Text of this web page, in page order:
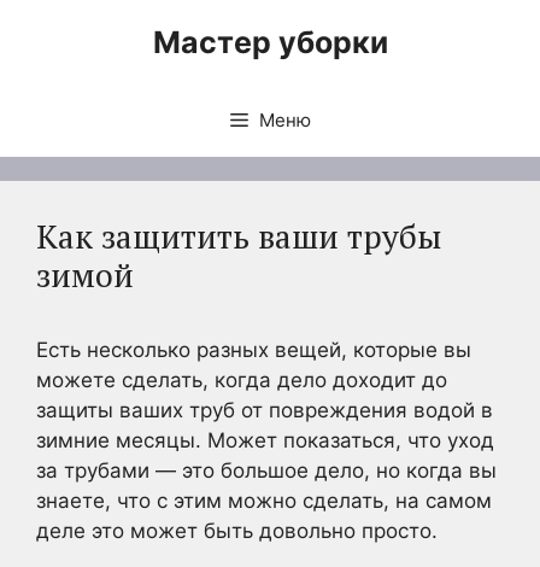
Мастер уборки
Меню
Как защитить ваши трубы
зимой
Есть несколько разных вещей, которые вы
можете сделать, когда дело доходит до
защиты ваших труб от повреждения водой в
зимние месяцы. Может показаться, что уход
за трубами — это большое дело, но когда вы
знаете, что с этим можно сделать, на самом
деле это может быть довольно просто.